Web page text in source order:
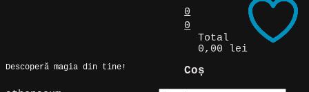
Descoperă magia din tine!
0
0
Total
0,00 lei
Coș